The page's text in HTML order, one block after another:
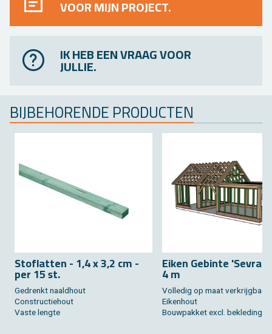
VOOR MIJN PROJECT.
IK HEB EEN VRAAG VOOR
JULLIE.
BIJ­BE­HO­REN­DE PRO­DUC­TEN
Stof­lat­ten - 1,4 x 3,2 cm -
per 15 st.
Ge­drenkt naald­hout
Con­struc­tie­hout
Vaste leng­te
Eiken Ge­bin­te
4 m
Vol­le­dig op maat ver­krijg­baar
Ei­ken­hout
Bouw­pak­ket excl. be­kle­ding